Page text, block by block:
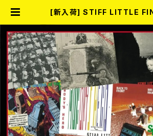
[新入荷] STIFF LITTLE